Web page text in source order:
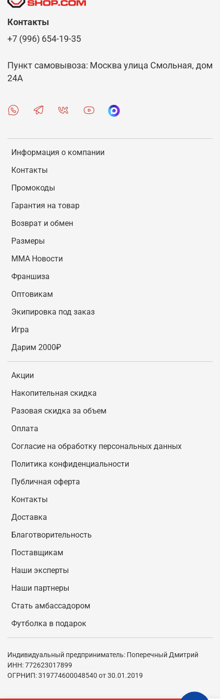
Информация о компании
Контакты
Промокоды
Гарантия на товар
Возврат и обмен
Размеры
MMA Новости
Франшиза
Оптовикам
Экипировка под заказ
Игра
Дарим 2000₽
Акции
Накопительная скидка
Разовая скидка за объем
Оплата
Согласие на обработку персональных данных
Политика конфиденциальности
Публичная оферта
Контакты
Доставка
Благотворительность
Поставщикам
Наши эксперты
Наши партнеры
Стать амбассадором
Футболка в подарок
Контакты
+7 (996) 654-19-35
Пункт самовывоза: Москва улица Смольная, дом
24А
Индивидуальный предприниматель: Поперечный Дмитрий
ИНН: 772623017899
ОГРНИП: 319774600048540 от 30.01.2019